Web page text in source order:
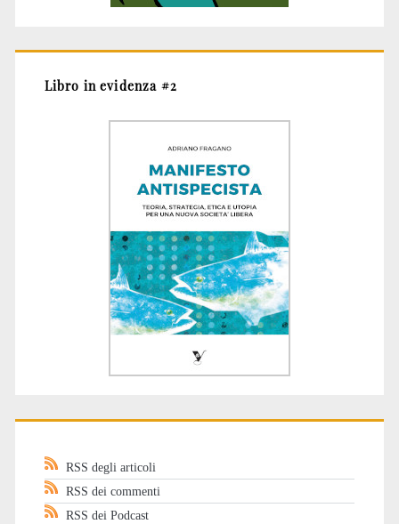
Libro in evidenza #2
RSS degli articoli
RSS dei commenti
RSS dei Podcast